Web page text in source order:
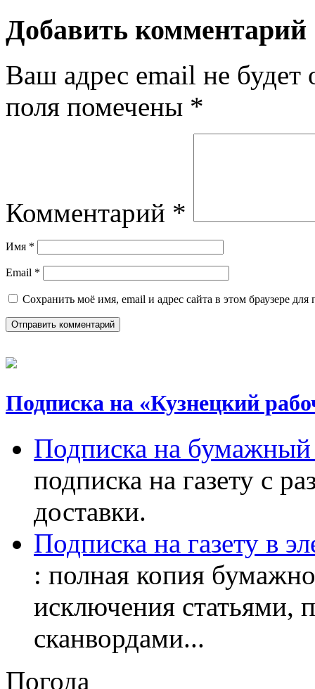
Добавить комментарий
Ваш адрес email не будет
поля помечены *
Комментарий *
Имя *
Email *
Сохранить моё имя, email и адрес сайта в этом браузере
Подписка на «Кузнецкий
Подписка на бумажный
подписка на газету с
доставки.
Подписка на газету в
: полная копия
исключения статьями,
сканвордами...
Погода